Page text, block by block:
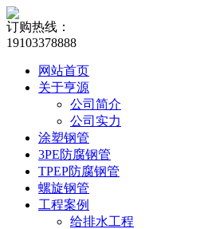
订购热线：
19103378888
网站首页
关于亨源
公司简介
公司实力
涂塑钢管
3PE防腐钢管
TPEP防腐钢管
螺旋钢管
工程案例
给排水工程